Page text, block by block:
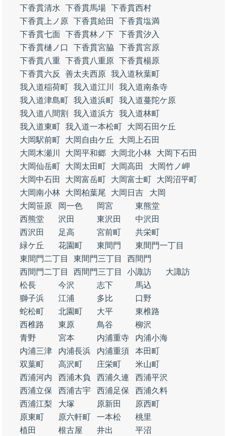
下香貫清水
下香貫馬場 下香貫西村
下香貫上ノ原 下香貫給田
下香貫塩満
下香貫七面 下香貫林ノ下 下香貫汐入
下香貫樋ノ口
下香貫宮脇
下香貫宮原
下香貫八重 下香貫八重原 下香貫楊原
下香貫六反
善太夫西原 我入道秋葉町
我入道稲荷町 我入道江川
我入道南条寺
我入道津島町 我入道浜町 我入道蔓陀ケ原
我入道八間割
我入道浜方 我入道林町
我入道東町 我入道一本松町
大岡石田ケ丘
大岡駅前町
大岡自由ケ丘
大岡上石田
大岡木瀬川
大岡平和郷 大岡北小林
大岡下石田
大岡仙岳町
大岡太田町 大岡高田
大岡竹ノ岬
大岡中石田
大岡富岳町 大岡富士町
大岡沼平町
大岡南小林
大岡柏葉尾 大岡日吉
大岡
大岡笹原
岡一色 岡宮
東熊堂
西熊堂
沢田 東沢田
中沢田
西沢田
足高 宮前町
共栄町
緑ケ丘
花園町 東間門
東間門一丁目
東間門二丁目
東間門三丁目
西間門
西間門二丁目
西間門三丁目 小諏訪
大諏訪
松長
今沢 志下
馬込
獅子浜
江浦 多比
口野
蛇松町
北園町 大平
東椎路
西椎路
東原 鳥谷
柳沢
青野
宮本 内浦重寺
内浦小海
内浦三津
内浦長浜 内浦重須
本田町
双葉町
高沢町 庄栄町
米山町
西浦河内
西浦木負 西浦久連
西浦平沢
西浦立保
西浦古宇 西浦足保
西浦久料
西浦江梨
大塚 原新田
原西町
原東町
原六軒町 一本松
桃里
植田
根古屋 井出
平沼